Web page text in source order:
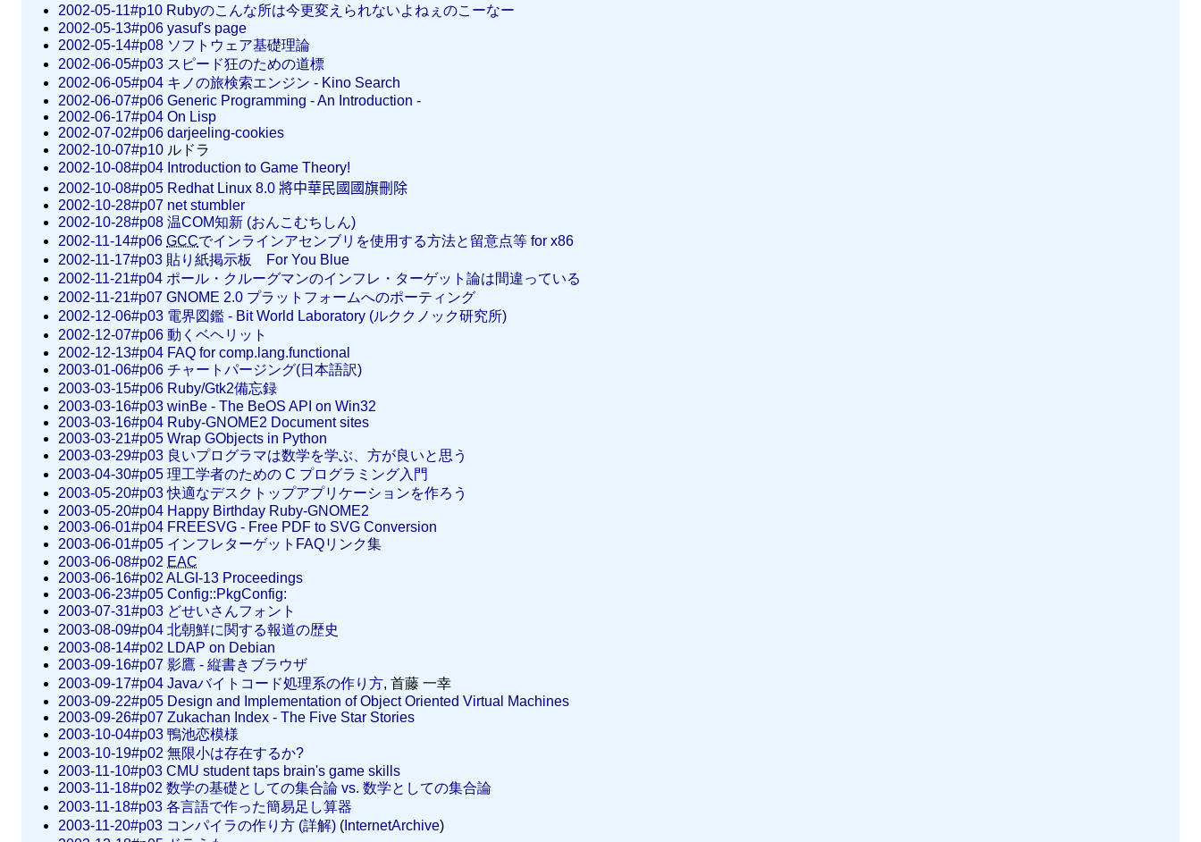
2002-05-11#p10 Rubyのこんな所は今更変えられないよねぇのこーなー
2002-05-13#p06 yasuf's page
2002-05-14#p08 ソフトウェア基礎理論
2002-06-05#p03 スピード狂のための道標
2002-06-05#p04 キノの旅検索エンジン - Kino Search
2002-06-07#p06 Generic Programming - An Introduction -
2002-06-17#p04 On Lisp
2002-07-02#p06 darjeeling-cookies
2002-10-07#p10 ルドラ
2002-10-08#p04 Introduction to Game Theory!
2002-10-08#p05 Redhat Linux 8.0 將中華民國國旗刪除
2002-10-28#p07 net stumbler
2002-10-28#p08 温COM知新 (おんこむちしん)
2002-11-14#p06 GCCでインラインアセンブリを使用する方法と留意点等 for x86
2002-11-17#p03 貼り紙掲示板 For You Blue
2002-11-21#p04 ポール・クルーグマンのインフレ・ターゲット論は間違っている
2002-11-21#p07 GNOME 2.0 プラットフォームへのポーティング
2002-12-06#p03 電界図鑑 - Bit World Laboratory (ルククノック研究所)
2002-12-07#p06 動くベヘリット
2002-12-13#p04 FAQ for comp.lang.functional
2003-01-06#p06 チャートパージング(日本語訳)
2003-03-15#p06 Ruby/Gtk2備忘録
2003-03-16#p03 winBe - The BeOS API on Win32
2003-03-16#p04 Ruby-GNOME2 Document sites
2003-03-21#p05 Wrap GObjects in Python
2003-03-29#p03 良いプログラマは数学を学ぶ、方が良いと思う
2003-04-30#p05 理工学者のための C プログラミング入門
2003-05-20#p03 快適なデスクトップアプリケーションを作ろう
2003-05-20#p04 Happy Birthday Ruby-GNOME2
2003-06-01#p04 FREESVG - Free PDF to SVG Conversion
2003-06-01#p05 インフレターゲットFAQリンク集
2003-06-08#p02 EAC
2003-06-16#p02 ALGI-13 Proceedings
2003-06-23#p05 Config::PkgConfig:
2003-07-31#p03 どせいさんフォント
2003-08-09#p04 北朝鮮に関する報道の歴史
2003-08-14#p02 LDAP on Debian
2003-09-16#p07 影鷹 - 縦書きブラウザ
2003-09-17#p04 Javaバイトコード処理系の作り方, 首藤 一幸
2003-09-22#p05 Design and Implementation of Object Oriented Virtual Machines
2003-09-26#p07 Zukachan Index - The Five Star Stories
2003-10-04#p03 鴨池恋模様
2003-10-19#p02 無限小は存在するか?
2003-11-10#p03 CMU student taps brain's game skills
2003-11-18#p02 数学の基礎としての集合論 vs. 数学としての集合論
2003-11-18#p03 各言語で作った簡易足し算器
2003-11-20#p03 コンパイラの作り方 (詳解) ( InternetArchive)